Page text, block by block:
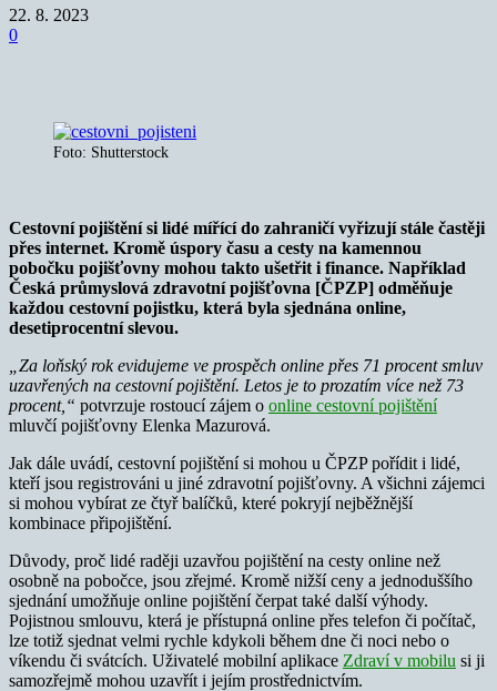
22. 8. 2023
0
Foto: Shutterstock
Cestovní pojištění si lidé mířící do zahraničí vyřizují stále častěji
přes internet. Kromě úspory času a cesty na kamennou
pobočku pojišťovny mohou takto ušetřit i finance. Například
Česká průmyslová zdravotní pojišťovna [ČPZP] odměňuje
každou cestovní pojistku, která byla sjednána online,
desetiprocentní slevou.
Za loňský rok evidujeme ve prospěch online přes 71 procent smluv
uzavřených na cestovní pojištění. Letos je to prozatím více než 73
procent,“ potvrzuje rostoucí zájem o online cestovní pojištění
mluvčí pojišťovny Elenka Mazurová.
Jak dále uvádí, cestovní pojištění si mohou u ČPZP pořídit i lidé,
kteří jsou registrováni u jiné zdravotní pojišťovny. A všichni zájemci
si mohou vybírat ze čtyř balíčků, které pokryjí nejběžnější
kombinace připojištění.
Důvody, proč lidé raději uzavřou pojištění na cesty online než
osobně na pobočce, jsou zřejmé. Kromě nižší ceny a jednoduššího
sjednání umožňuje online pojištění čerpat také další výhody.
Pojistnou smlouvu, která je přístupná online přes telefon či počítač,
lze totiž sjednat velmi rychle kdykoli během dne či noci nebo o
víkendu či svátcích. Uživatelé mobilní aplikace Zdraví v mobilu si ji
samozřejmě mohou uzavřít i jejím prostřednictvím.